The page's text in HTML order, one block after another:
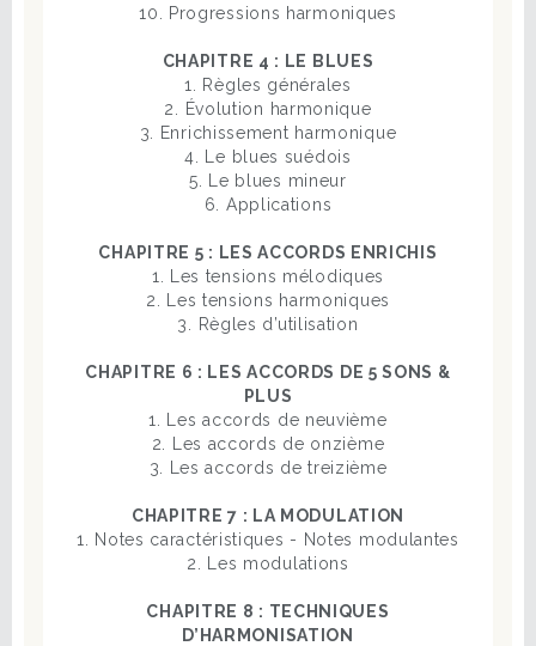
10. Progressions harmoniques
CHAPITRE 4 : LE BLUES
1. Règles générales
2. Évolution harmonique
3. Enrichissement harmonique
4. Le blues suédois
5. Le blues mineur
6. Applications
CHAPITRE 5 : LES ACCORDS ENRICHIS
1. Les tensions mélodiques
2. Les tensions harmoniques
3. Règles d’utilisation
CHAPITRE 6 : LES ACCORDS DE 5 SONS &
PLUS
1. Les accords de neuvième
2. Les accords de onzième
3. Les accords de treizième
CHAPITRE 7 : LA MODULATION
1. Notes caractéristiques - Notes modulantes
2. Les modulations
CHAPITRE 8 : TECHNIQUES
D’HARMONISATION